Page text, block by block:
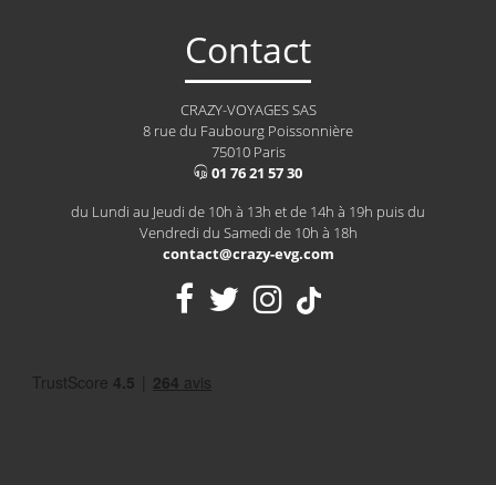
Contact
CRAZY-VOYAGES SAS
8 rue du Faubourg Poissonnière
75010 Paris
01 76 21 57 30
du Lundi au Jeudi de 10h à 13h et de 14h à 19h puis du
Vendredi du Samedi de 10h à 18h
contact@crazy-evg.com